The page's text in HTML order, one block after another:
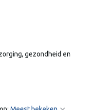
gezondheid en